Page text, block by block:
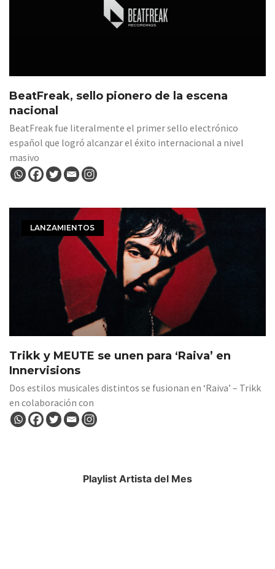
BeatFreak, sello pionero de la escena
nacional
BeatFreak fue literalmente el primer sello electrónico
español que logró alcanzar el éxito internacional a nivel
masivo
LANZAMIENTOS
Trikk y MEUTE se unen para ‘Raiva’ en
Innervisions
Dos estilos musicales distintos se fusionan en ‘Raiva’ – Trikk
en colaboración con
Playlist Artista del Mes